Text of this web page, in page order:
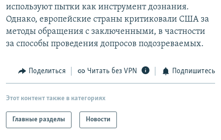
используют пытки как инструмент дознания.
Однако, европейские страны критиковали США за
методы обращения с заключенными, в частности
за способы проведения допросов подозреваемых.
Поделиться Читать без VPN Подпишитесь
Этот контент также в категориях
Главные разделы Новости